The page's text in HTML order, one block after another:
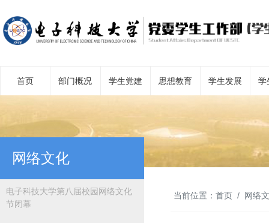
首页 部门概况 学生党建 思想教育 学生发展 学
网络文化
电子科技大学第八届校园网络文化
节闭幕
当前位置： 首页 网络